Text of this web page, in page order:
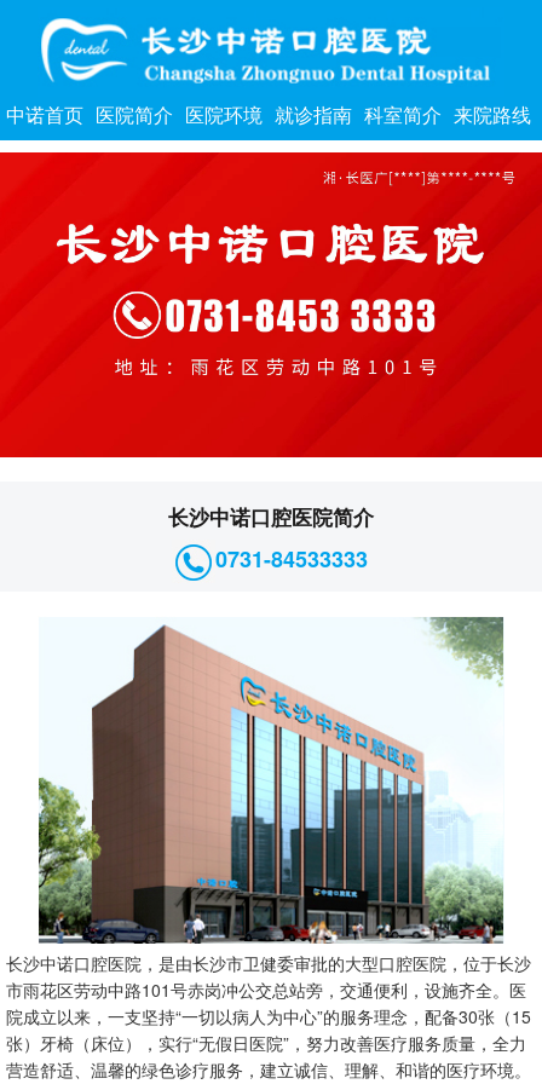
中诺首页 医院简介 医院环境 就诊指南 科室简介 来院路线
长沙中诺口腔医院简介
0731-84533333
长沙中诺口腔医院，是由长沙市卫健委审批的大型口腔医院，位于长沙
市雨花区劳动中路101号赤岗冲公交总站旁，交通便利，设施齐全。医
院成立以来，一支坚持“一切以病人为中心”的服务理念，配备30张（15
张）牙椅（床位），实行“无假日医院”，努力改善医疗服务质量，全力
营造舒适、温馨的绿色诊疗服务，建立诚信、理解、和谐的医疗环境。